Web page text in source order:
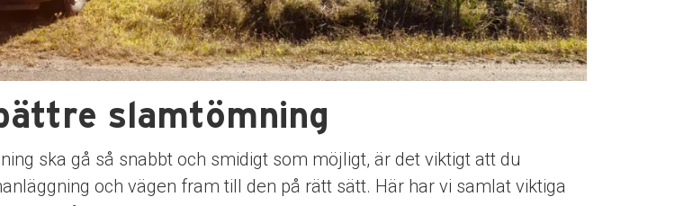
slamtömning
ska gå så snabbt och smidigt som möjligt, är det viktigt att du
och vägen fram till den på rätt sätt. Här har vi samlat viktiga